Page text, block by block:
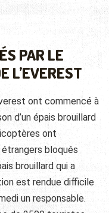
PAR LE
L’EVEREST
ont commencé à
d’un épais brouillard
ont
bloqués
brouillard qui a
est rendue difficile
un responsable.